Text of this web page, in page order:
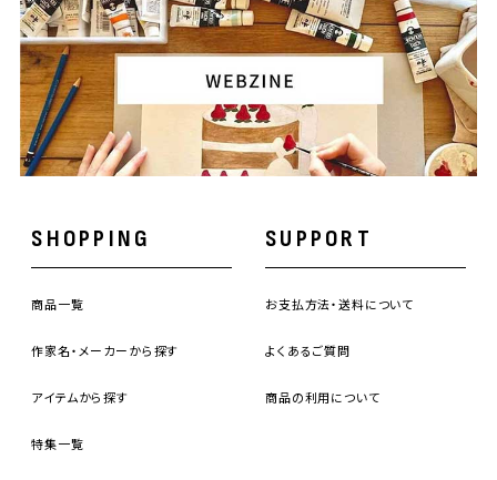
SHOPPING
商品一覧
作家名・メーカーから探す
アイテムから探す
特集一覧
SUPPORT
お支払方法・送料について
よくあるご質問
商品の利用について